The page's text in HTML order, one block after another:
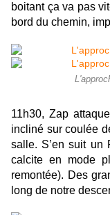
boitant ça va pas
bord du chemin,
11h30, Zap
incliné sur coulée
salle. S’en suit un
calcite en mode
remontée). Des
long de notre